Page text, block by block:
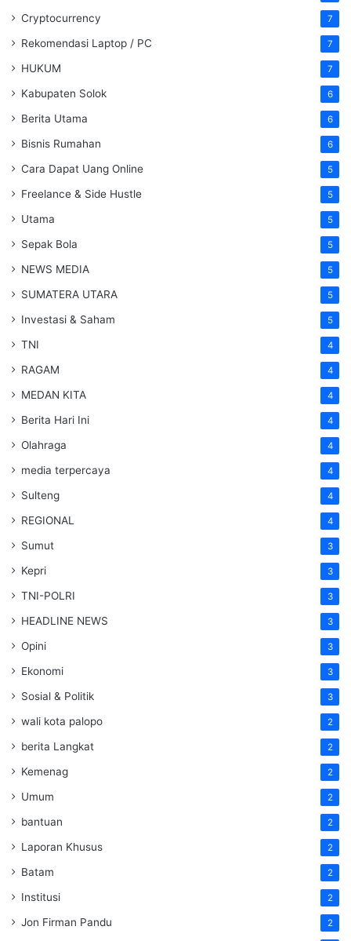
Cryptocurrency 7
Rekomendasi Laptop / PC 7
HUKUM 7
Kabupaten Solok 6
Berita Utama 6
Bisnis Rumahan 6
Cara Dapat Uang Online 5
Freelance & Side Hustle 5
Utama 5
Sepak Bola 5
NEWS MEDIA 5
SUMATERA UTARA 5
Investasi & Saham 5
TNI 4
RAGAM 4
MEDAN KITA 4
Berita Hari Ini 4
Olahraga 4
media terpercaya 4
Sulteng 4
REGIONAL 4
Sumut 3
Kepri 3
TNI-POLRI 3
HEADLINE NEWS 3
Opini 3
Ekonomi 3
Sosial & Politik 3
wali kota palopo 2
berita Langkat 2
Kemenag 2
Umum 2
bantuan 2
Laporan Khusus 2
Batam 2
Institusi 2
Jon Firman Pandu 2